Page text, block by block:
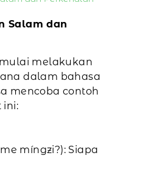
Salam dan
melakukan
dalam bahasa
mencoba contoh
ini:
míngzi?): Siapa